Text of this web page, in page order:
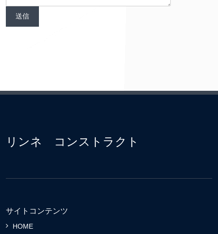
リンネ コンストラクト
サイトコンテンツ
HOME